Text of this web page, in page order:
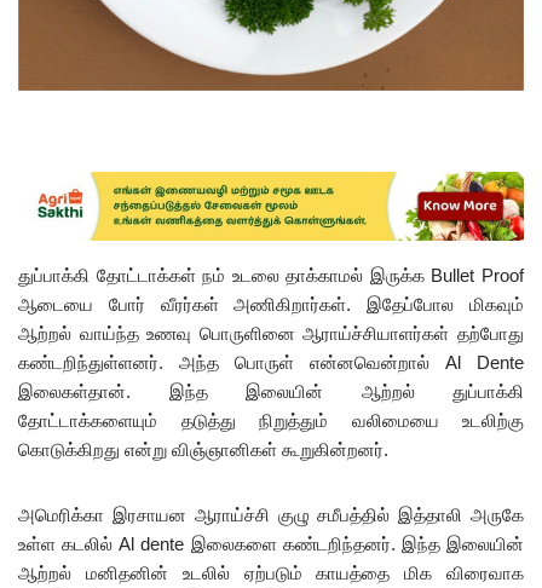
துப்பாக்கி தோட்டாக்கள் நம் உடலை தாக்காமல் இருக்க Bullet Proof
ஆடையை போர் வீரர்கள் அணிகிறார்கள். இதேப்போல மிகவும்
ஆற்றல் வாய்ந்த உணவு பொருளினை ஆராய்ச்சியாளர்கள் தற்போது
கண்டறிந்துள்ளனர். அந்த பொருள் என்னவென்றால் Al Dente
இலைகள்தான். இந்த இலையின் ஆற்றல் துப்பாக்கி
தோட்டாக்களையும் தடுத்து நிறுத்தும் வலிமையை உடலிற்கு
கொடுக்கிறது என்று விஞ்ஞானிகள் கூறுகின்றனர்.
அமெரிக்கா இரசாயன ஆராய்ச்சி குழு சமீபத்தில் இத்தாலி அருகே
உள்ள கடலில் Al dente இலைகளை கண்டறிந்தனர். இந்த இலையின்
ஆற்றல் மனிதனின் உடலில் ஏற்படும் காயத்தை மிக விரைவாக